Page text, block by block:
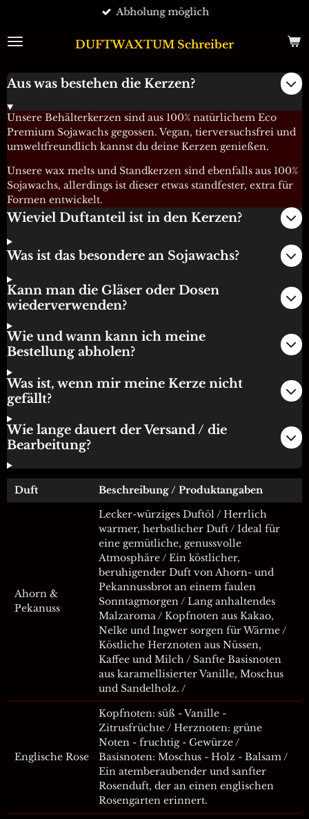
springen
DUFTWAXTUM Schreiber
Abholung möglich
Aus was bestehen die Kerzen?
Unsere Behälterkerzen sind aus 100% natürlichem Eco
Premium Sojawachs gegossen. Vegan, tierversuchsfrei und
umweltfreundlich kannst du deine Kerzen genießen.
Unsere wax melts und Standkerzen sind ebenfalls aus 100%
Sojawachs, allerdings ist dieser etwas standfester, extra für
Formen entwickelt.
Wieviel Duftanteil ist in den Kerzen?
Was ist das besondere an Sojawachs?
Kann man die Gläser oder Dosen
wiederverwenden?
Wie und wann kann ich meine
Bestellung abholen?
Was ist, wenn mir meine Kerze nicht
gefällt?
Wie lange dauert der Versand / die
Bearbeitung?
Duft Beschreibung / Produktangaben
Ahorn &
Pekanuss
Lecker-würziges Duftöl / Herrlich
warmer, herbstlicher Duft / Ideal für
eine gemütliche, genussvolle
Atmosphäre / Ein köstlicher,
beruhigender Duft von Ahorn- und
Pekannussbrot an einem faulen
Sonntagmorgen / Lang anhaltendes
Malzaroma / Kopfnoten aus Kakao,
Nelke und Ingwer sorgen für Wärme /
Köstliche Herznoten aus Nüssen,
Kaffee und Milch / Sanfte Basisnoten
aus karamellisierter Vanille, Moschus
und Sandelholz. /
Englische Rose
Kopfnoten: süß - Vanille -
Zitrusfrüchte / Herznoten: grüne
Noten - fruchtig - Gewürze /
Basisnoten: Moschus - Holz - Balsam /
Ein atemberaubender und sanfter
Rosenduft, der an einen englischen
Rosengarten erinnert.